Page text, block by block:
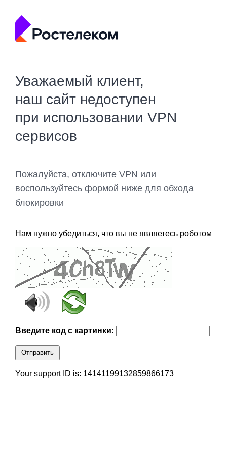
Уважаемый клиент,
наш сайт недоступен
при использовании VPN
сервисов
Пожалуйста, отключите VPN или
воспользуйтесь формой ниже для обхода
блокировки
Нам нужно убедиться, что вы не являетесь роботом
Введите код с картинки:
Отправить
Your support ID is: 14141199132859866173